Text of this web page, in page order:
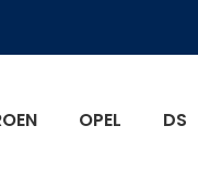
OPEL DS